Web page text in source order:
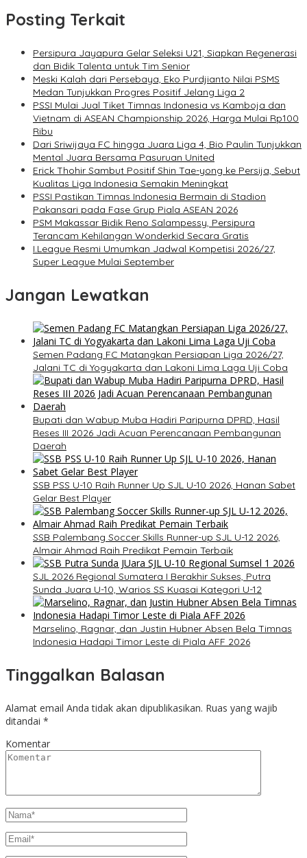
Posting Terkait
Persipura Jayapura Gelar Seleksi U21, Siapkan Regenerasi
dan Bidik Talenta untuk Tim Senior
Meski Kalah dari Persebaya, Eko Purdjianto Nilai PSMS
Medan Tunjukkan Progres Positif Jelang Liga 2
PSSI Mulai Jual Tiket Timnas Indonesia vs Kamboja dan
Vietnam di ASEAN Championship 2026, Harga Mulai Rp100
Ribu
Dari Sriwijaya FC hingga Juara Liga 4, Bio Paulin Tunjukkan
Mental Juara Bersama Pasuruan United
Erick Thohir Sambut Positif Shin Tae-yong ke Persija, Sebut
Kualitas Liga Indonesia Semakin Meningkat
PSSI Pastikan Timnas Indonesia Bermain di Stadion
Pakansari pada Fase Grup Piala ASEAN 2026
PSM Makassar Bidik Reno Salampessy, Persipura
Terancam Kehilangan Wonderkid Secara Gratis
I.League Resmi Umumkan Jadwal Kompetisi 2026/27,
Super League Mulai September
Jangan Lewatkan
Semen Padang FC Matangkan Persiapan Liga 2026/27,
Jalani TC di Yogyakarta dan Lakoni Lima Laga Uji Coba
Bupati dan Wabup Muba Hadiri Paripurna DPRD, Hasil
Reses III 2026 Jadi Acuan Perencanaan Pembangunan
Daerah
SSB PSS U-10 Raih Runner Up SJL U-10 2026, Hanan Sabet
Gelar Best Player
SSB Palembang Soccer Skills Runner-up SJL U-12 2026,
Almair Ahmad Raih Predikat Pemain Terbaik
SJL 2026 Regional Sumatera I Berakhir Sukses, Putra
Sunda Juara U-10, Warios SS Kuasai Kategori U-12
Marselino, Ragnar, dan Justin Hubner Absen Bela Timnas
Indonesia Hadapi Timor Leste di Piala AFF 2026
Tinggalkan Balasan
Alamat email Anda tidak akan dipublikasikan. Ruas yang wajib
ditandai *
Komentar